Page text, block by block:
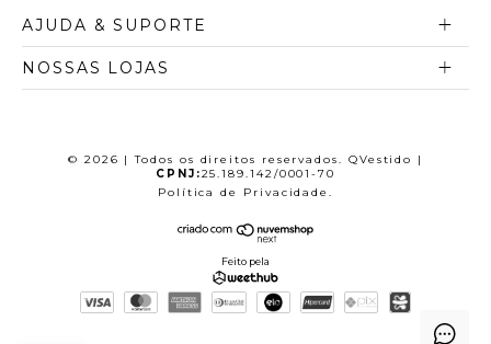
AJUDA & SUPORTE
NOSSAS LOJAS
© 2026 | Todos os direitos reservados. QVestido |
CPNJ:25.189.142/0001-70
Política de Privacidade.
Feito pela